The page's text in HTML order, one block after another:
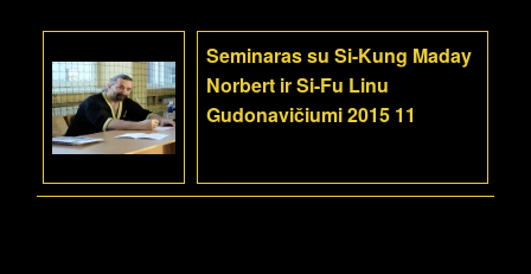
Seminaras su Si-Kung Maday
Norbert ir Si-Fu Linu
Gudonavičiumi 2015 11